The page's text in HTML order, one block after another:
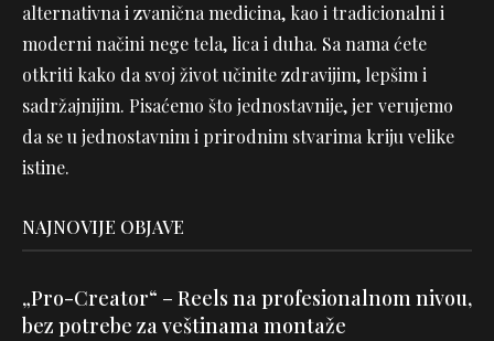
alternativna i zvanična medicina, kao i tradicionalni i
moderni načini nege tela, lica i duha. Sa nama ćete
otkriti kako da svoj život učinite zdravijim, lepšim i
sadržajnijim. Pisaćemo što jednostavnije, jer verujemo
da se u jednostavnim i prirodnim stvarima kriju velike
istine.
NAJNOVIJE OBJAVE
„Pro-Creator“ – Reels na profesionalnom nivou,
bez potrebe za veštinama montaže